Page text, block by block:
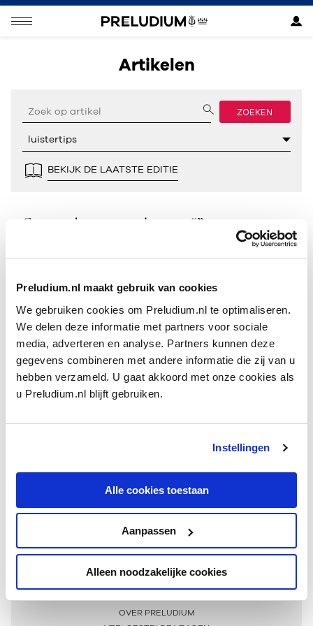
Preludium.nl maakt gebruik van cookies
We gebruiken cookies om Preludium.nl te optimaliseren.
We delen deze informatie met partners voor sociale
media, adverteren en analyse. Partners kunnen deze
gegevens combineren met andere informatie die zij van u
hebben verzameld. U gaat akkoord met onze cookies als
u Preludium.nl blijft gebruiken.
Instellingen
Alle cookies toestaan
Aanpassen
Alleen noodzakelijke cookies
Artikelen
ZOEKEN
BEKIJK DE LAATSTE EDITIE
Geen resultaten gevonden voor “”.
Meer informatie
OVER PRELUDIUM